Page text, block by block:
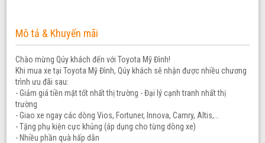
Mô tả & Khuyến mãi
Chào mừng Qúy khách đến với Toyota Mỹ Đình!
Khi mua xe tại Toyota Mỹ Đình, Qúy khách sẽ nhận được nhiều chương
trình ưu đãi sau:
- Giảm giá tiền mặt tốt nhất thị trường - Đại lý cạnh tranh nhất thị
trường
- Giao xe ngay các dòng Vios, Fortuner, Innova, Camry, Altis,…
- Tặng phụ kiện cực khủng (áp dụng cho từng dòng xe)
- Nhiều phần quà hấp dẫn